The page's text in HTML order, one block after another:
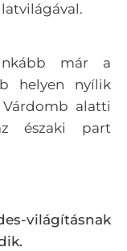
már a
helyen nyílik
alatti
északi part